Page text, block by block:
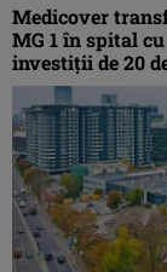
Medicover
MG 1 în spital
investiţii de 20